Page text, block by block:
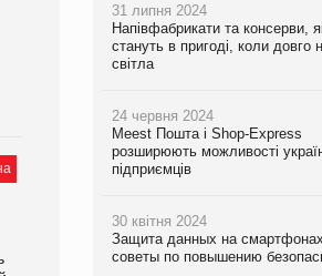
31 липня 2024
Напівфабрикати та консерви,
стануть в пригоді, коли довго
світла
24 червня 2024
Meest Пошта і Shop-Express
розширюють можливості
підприємців
30 квітня 2024
Защита данных на
советы по повышению